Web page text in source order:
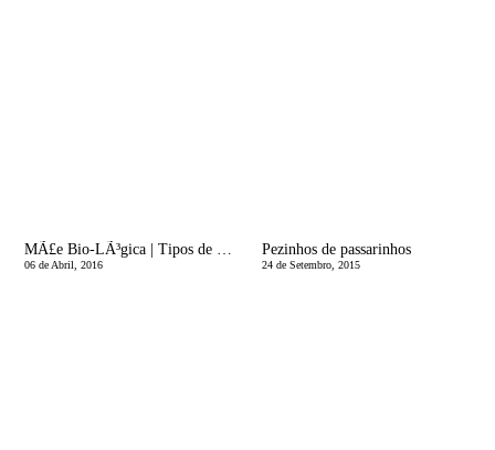
MÃ£e Bio-LÃ³gica | Tipos de fraldas reutilizÃ¡veis
06 de Abril, 2016
Pezinhos de passarinhos
24 de Setembro, 2015